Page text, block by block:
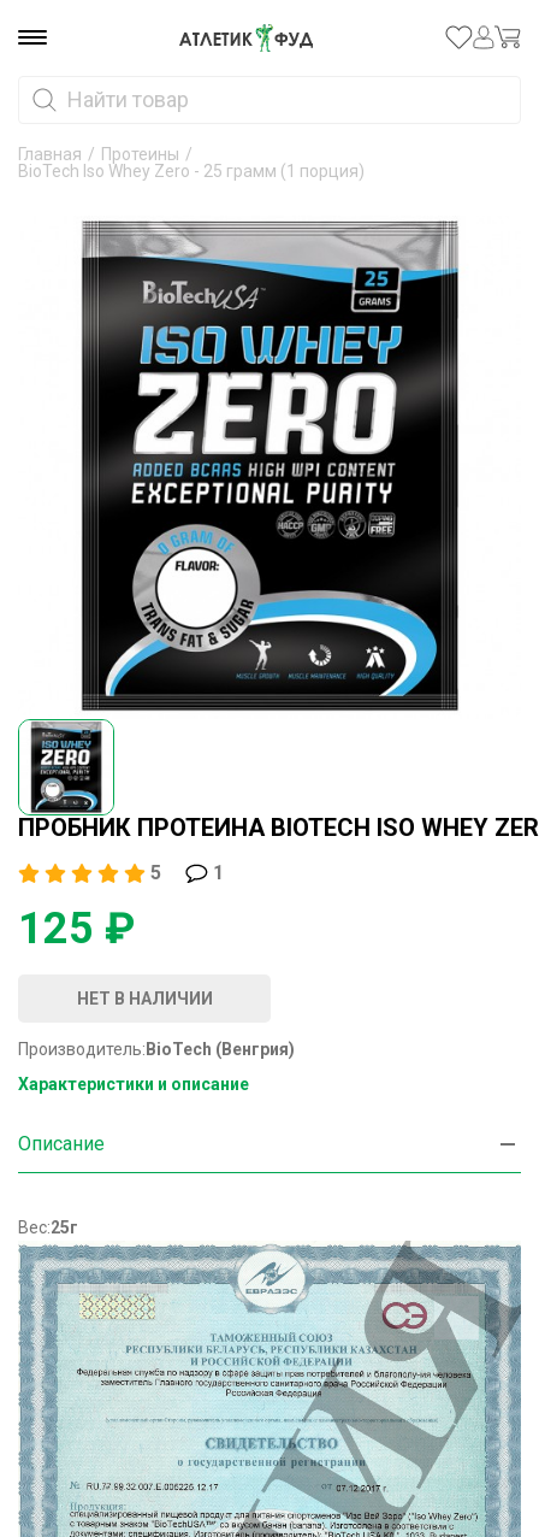
Главная / Протеины /
BioTech Iso Whey Zero - 25 грамм (1 порция)
ПРОБНИК ПРОТЕИНА BIOTECH ISO WHEY
5 1
125 ₽
НЕТ В НАЛИЧИИ
Производитель: BioTech (Венгрия)
Характеристики и описание
Описание
Вес:25г